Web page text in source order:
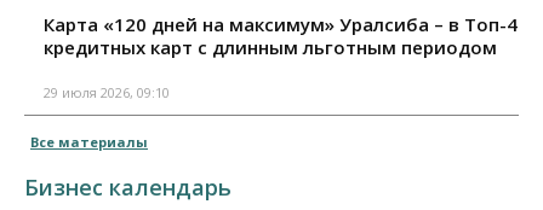
Карта «120 дней на максимум» Уралсиба – в Топ-4
кредитных карт с длинным льготным периодом
29 июля 2026, 09:10
Все материалы
Бизнес календарь